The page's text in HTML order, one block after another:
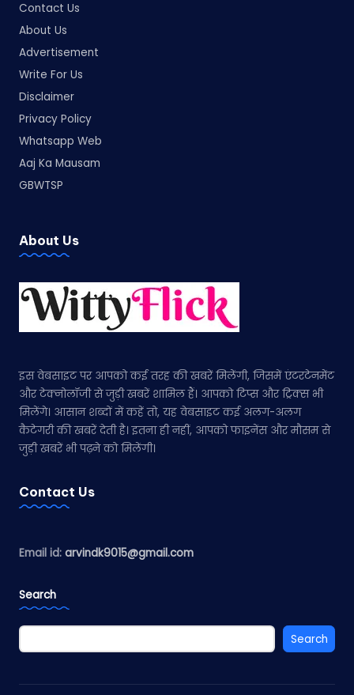
Contact Us
About Us
Advertisement
Write For Us
Disclaimer
Privacy Policy
Whatsapp Web
Aaj Ka Mausam
GBWTSP
About Us
इस वेबसाइट पर आपको कई तरह की खबरें मिलेंगी, जिसमें एंटरटेनमेंट
और टेक्नोलॉजी से जुड़ी खबरें शामिल हैं। आपको टिप्स और ट्रिक्स भी
मिलेंगे। आसान शब्दों में कहें तो, यह वेबसाइट कई अलग-अलग
कैटेगरी की खबरें देती है। इतना ही नहीं, आपको फाइनेंस और मौसम से
जुड़ी खबरें भी पढ़ने को मिलेंगी।
Contact Us
Email id: arvindk9015@gmail.com
Search
Search